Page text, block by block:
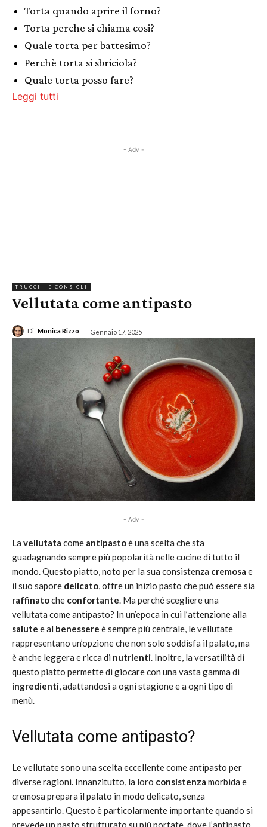
Torta quando aprire il forno?
Torta perche si chiama cosi?
Quale torta per battesimo?
Perchè torta si sbriciola?
Quale torta posso fare?
Leggi tutti
- Adv -